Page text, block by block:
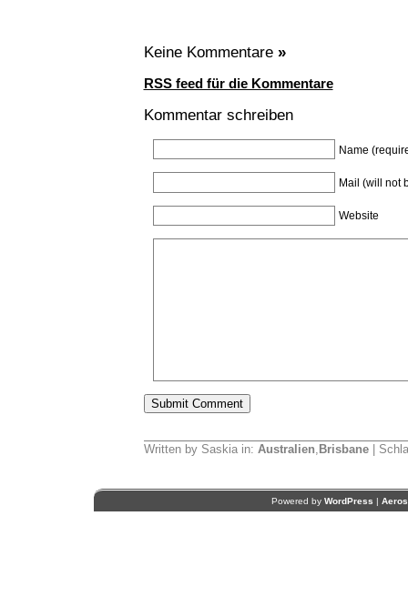
Keine Kommentare »
RSS feed für die Kommentare
Kommentar schreiben
Name
Mail (will not
Website
Written by Saskia in: Australien, Brisbane|
Powered by WordPress |